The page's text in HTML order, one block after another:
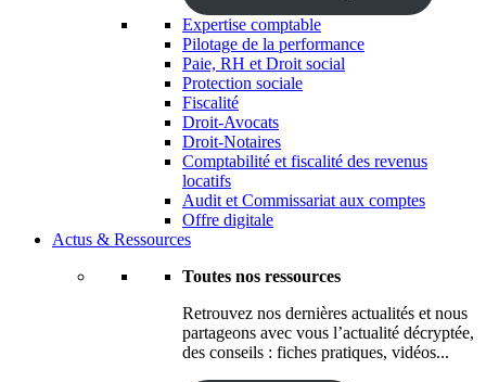
Expertise comptable
Pilotage de la performance
Paie, RH et Droit social
Protection sociale
Fiscalité
Droit-Avocats
Droit-Notaires
Comptabilité et fiscalité des revenus
locatifs
Audit et Commissariat aux comptes
Offre digitale
Actus & Ressources
Toutes nos ressources
Retrouvez nos dernières actualités et nous
partageons avec vous l’actualité décryptée,
des conseils : fiches pratiques, vidéos...